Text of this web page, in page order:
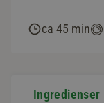
ca 45 min
Ingredienser